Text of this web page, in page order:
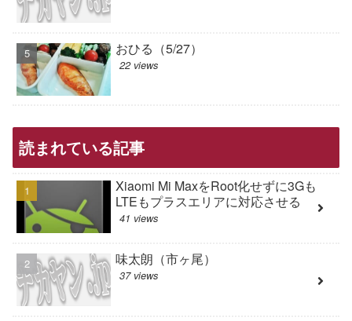
おひる（5/27）
22 views
読まれている記事
Xiaomi Mi MaxをRoot化せずに3Gも
LTEもプラスエリアに対応させる
41 views
味太朗（市ヶ尾）
37 views